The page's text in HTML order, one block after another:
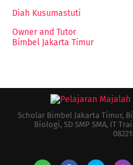
Diah Kusumastuti
Owner and Tutor
Bimbel Jakarta Timur
Scholar Bimbel Jakarta Timur,
Biologi, SD SMP SMA, IT